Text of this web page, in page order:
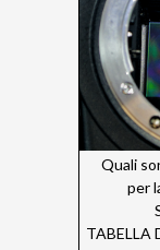
Quali
per
TABELLA